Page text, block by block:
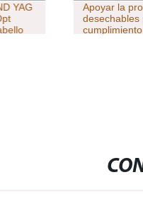
YAG
Apoyar la
desechables